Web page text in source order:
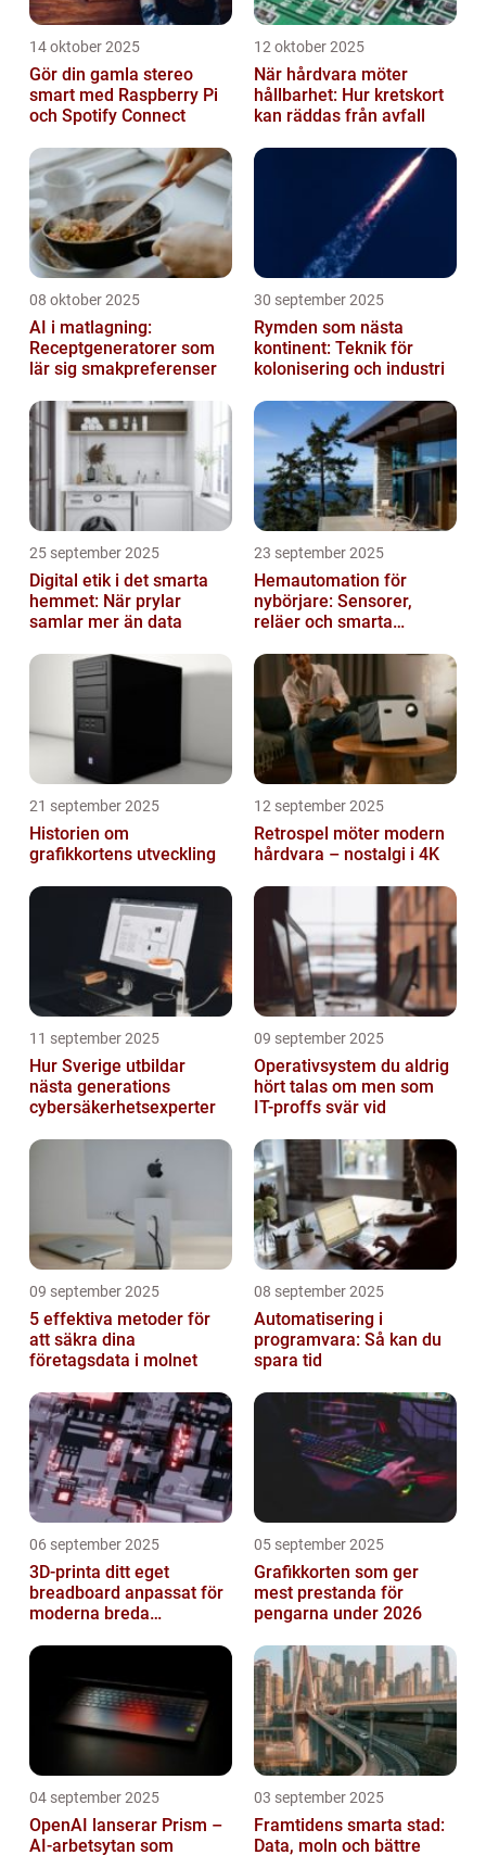
14 oktober 2025
Gör din gamla stereo
smart med Raspberry Pi
och Spotify Connect
12 oktober 2025
När hårdvara möter
hållbarhet: Hur kretskort
kan räddas från avfall
08 oktober 2025
AI i matlagning:
Receptgeneratorer som
lär sig smakpreferenser
30 september 2025
Rymden som nästa
kontinent: Teknik för
kolonisering och industri
25 september 2025
Digital etik i det smarta
hemmet: När prylar
samlar mer än data
23 september 2025
Hemautomation för
nybörjare: Sensorer,
reläer och smarta
21 september 2025
Historien om
grafikkortens utveckling
12 september 2025
Retrospel möter modern
hårdvara – nostalgi i 4K
11 september 2025
Hur Sverige utbildar
nästa generations
cybersäkerhetsexperter
09 september 2025
Operativsystem du aldrig
hört talas om men som
IT-proffs svär vid
09 september 2025
5 effektiva metoder för
att säkra dina
företagsdata i molnet
08 september 2025
Automatisering i
programvara: Så kan du
spara tid
06 september 2025
3D-printa ditt eget
breadboard anpassat för
moderna breda
05 september 2025
Grafikkorten som ger
mest prestanda för
pengarna under 2026
04 september 2025
OpenAI lanserar Prism –
AI-arbetsytan som
03 september 2025
Framtidens smarta stad:
Data, moln och bättre